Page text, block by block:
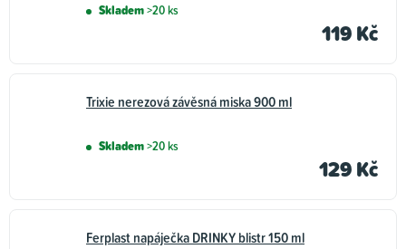
Skladem>20 ks
119 Kč
Trixie nerezová závěsná miska 900 ml
Skladem>20 ks
129 Kč
Ferplast napáječka DRINKY blistr 150 ml